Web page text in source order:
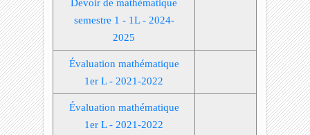
semestre 1 - 1L - 2024-
2025
Évaluation mathématique
1er L - 2021-2022
Évaluation mathématique
1er L - 2021-2022